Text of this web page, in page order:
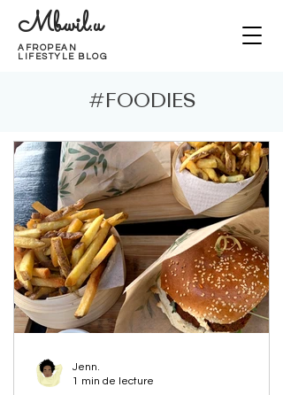
Mbwil.u
AFROPEAN
LIFESTYLE BLOG
#FOODIES
Jenn.
1 min de lecture